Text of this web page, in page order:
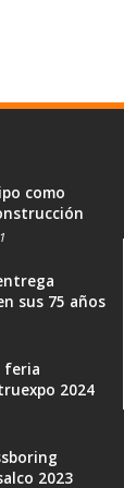
como
1
sus 75 años
feria
2024
2023